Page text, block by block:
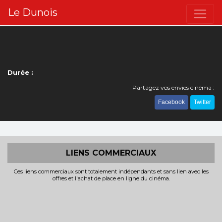
Le Dunois
Durée :
Partagez vos envies cinéma :
Facebook Twitter
LIENS COMMERCIAUX
Ces liens commerciaux sont totalement indépendants et sans lien avec les
offres et l'achat de place en ligne du cinéma.